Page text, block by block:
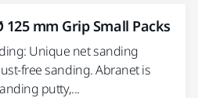
mm Grip Small Packs
Unique net sanding
free sanding. Abranet is
putty,...